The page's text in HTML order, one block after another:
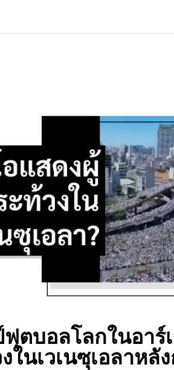
ตบอลโลกในอาร์
ในเวเนซุเอลาหลั